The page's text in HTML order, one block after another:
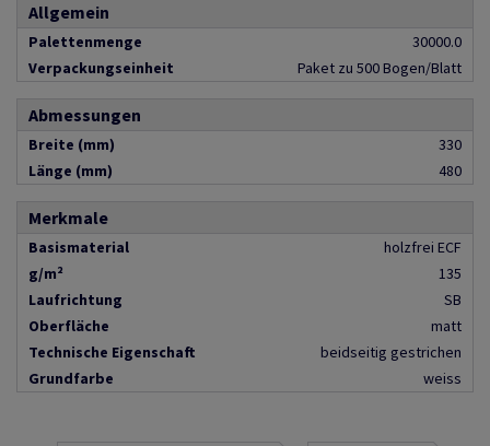
Allgemein
Palettenmenge
30000.0
Verpackungseinheit
Paket zu 500 Bogen/Blatt
Abmessungen
Breite (mm)
330
Länge (mm)
480
Merkmale
Basismaterial
holzfrei ECF
g/m²
135
Laufrichtung
SB
Oberfläche
matt
Technische Eigenschaft
beidseitig gestrichen
Grundfarbe
weiss